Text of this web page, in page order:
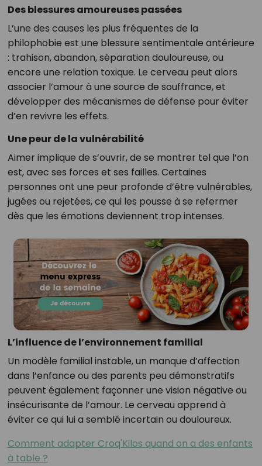
Des blessures amoureuses passées
L’une des causes les plus fréquentes de la
philophobie est une blessure sentimentale antérieure
: trahison, abandon, séparation douloureuse, ou
encore une relation toxique. Le cerveau peut alors
associer l’amour à une source de souffrance, et
développer des mécanismes de défense pour éviter
d’en revivre les effets.
Une peur de la vulnérabilité
Aimer implique de s’ouvrir, de se montrer tel que l’on
est, avec ses forces et ses failles. Certaines
personnes ont une peur profonde d’être vulnérables,
jugées ou rejetées, ce qui les pousse à se refermer
dès que les émotions deviennent trop intenses.
L’influence de l’environnement familial
Un modèle familial instable, un manque d’affection
dans l’enfance ou des parents peu démonstratifs
peuvent également façonner une vision négative ou
insécurisante de l’amour. Le cerveau apprend à
éviter ce qui lui a semblé incertain ou douloureux.
Comment adapter Croq'Kilos quand on a des enfants
à table ?